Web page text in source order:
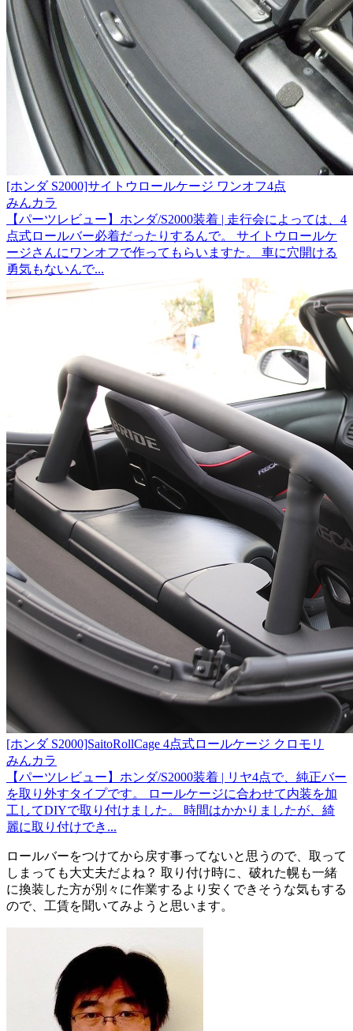
[ホンダ S2000]サイトウロールケージ ワンオフ4点
みんカラ
【パーツレビュー】ホンダ/S2000装着 | 走行会によっては、4
点式ロールバー必着だったりするんで。 サイトウロールケ
ージさんにワンオフで作ってもらいますた。 車に穴開ける
勇気もないんで...
[ホンダ S2000]SaitoRollCage 4点式ロールケージ クロモリ
みんカラ
【パーツレビュー】ホンダ/S2000装着 | リヤ4点で、純正バー
を取り外すタイプです。 ロールケージに合わせて内装を加
工してDIYで取り付けました。 時間はかかりましたが、綺
麗に取り付けでき...
ロールバーをつけてから戻す事ってないと思うので、取って
しまっても大丈夫だよね？ 取り付け時に、破れた幌も一緒
に換装した方が別々に作業するより安くできそうな気もする
ので、工賃を聞いてみようと思います。